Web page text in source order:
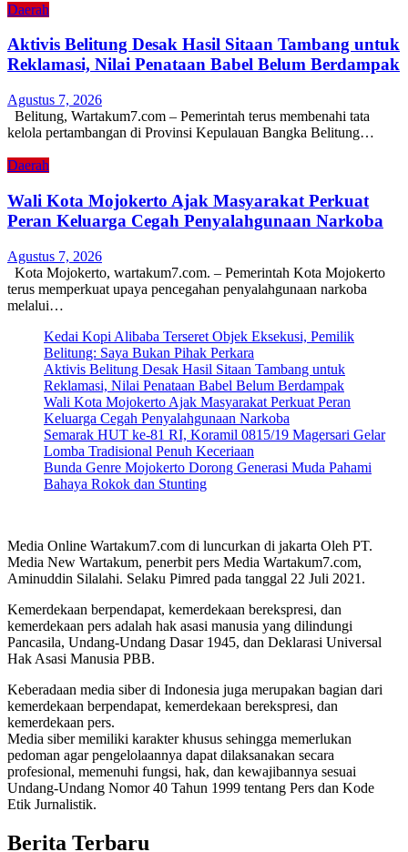
Daerah
Aktivis Belitung Desak Hasil Sitaan Tambang untuk
Reklamasi, Nilai Penataan Babel Belum Berdampak
Agustus 7, 2026
Belitung, Wartakum7.com – Pemerintah terus membenahi tata
kelola pertambangan di Provinsi Kepulauan Bangka Belitung…
Daerah
Wali Kota Mojokerto Ajak Masyarakat Perkuat
Peran Keluarga Cegah Penyalahgunaan Narkoba
Agustus 7, 2026
Kota Mojokerto, wartakum7.com. – Pemerintah Kota Mojokerto
terus memperkuat upaya pencegahan penyalahgunaan narkoba
melalui…
Kedai Kopi Alibaba Terseret Objek Eksekusi, Pemilik
Belitung: Saya Bukan Pihak Perkara
Aktivis Belitung Desak Hasil Sitaan Tambang untuk
Reklamasi, Nilai Penataan Babel Belum Berdampak
Wali Kota Mojokerto Ajak Masyarakat Perkuat Peran
Keluarga Cegah Penyalahgunaan Narkoba
Semarak HUT ke-81 RI, Koramil 0815/19 Magersari Gelar
Lomba Tradisional Penuh Keceriaan
Bunda Genre Mojokerto Dorong Generasi Muda Pahami
Bahaya Rokok dan Stunting
Media Online Wartakum7.com di luncurkan di jakarta Oleh PT.
Media New Wartakum, penerbit pers Media Wartakum7.com,
Aminuddin Silalahi. Selaku Pimred pada tanggal 22 Juli 2021.
Kemerdekaan berpendapat, kemerdekaan berekspresi, dan
kemerdekaan pers adalah hak asasi manusia yang dilindungi
Pancasila, Undang-Undang Dasar 1945, dan Deklarasi Universal
Hak Asasi Manusia PBB.
Keberadaan media siber di Indonesia juga merupakan bagian dari
kemerdekaan berpendapat, kemerdekaan berekspresi, dan
kemerdekaan pers.
Media siber memiliki karakter khusus sehingga memerlukan
pedoman agar pengelolaannya dapat dilaksanakan secara
profesional, memenuhi fungsi, hak, dan kewajibannya sesuai
Undang-Undang Nomor 40 Tahun 1999 tentang Pers dan Kode
Etik Jurnalistik.
Berita Terbaru